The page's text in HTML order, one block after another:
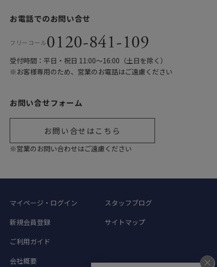
お電話でのお問い合せ
フリーコール0120-841-109
受付時間：平日・祝日 11:00〜16:00（土日を除く）
※お客様専用のため、営業のお電話はご遠慮ください
お問い合せフォーム
お問い合せはこちら
※営業のお問い合わせはご遠慮ください
マイページ・ログイン
新規会員登録
ご利用ガイド
会社概要
スタッフブログ
サイトマップ